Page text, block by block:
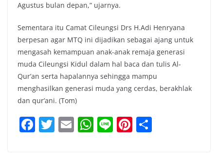
Agustus bulan depan,” ujarnya.
Sementara itu Camat Cileungsi Drs H.Adi Henryana
berpesan agar MTQ ini dijadikan sebagai ajang untuk
mengasah kemampuan anak-anak remaja generasi
muda Cileungsi Kidul dalam hal baca dan tulis Al-
Qur’an serta hapalannya sehingga mampu
menghasilkan generasi muda yang cerdas, berakhlak
dan qur’ani. (Tom)
F T E W Li Pi